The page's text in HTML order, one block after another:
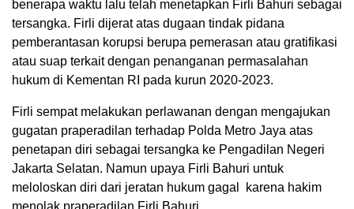
benerapa waktu lalu telah menetapkan Firli Bahuri sebagai
tersangka. Firli dijerat atas dugaan tindak pidana
pemberantasan korupsi berupa pemerasan atau gratifikasi
atau suap terkait dengan penanganan permasalahan
hukum di Kementan RI pada kurun 2020-2023.
Firli sempat melakukan perlawanan dengan mengajukan
gugatan praperadilan terhadap Polda Metro Jaya atas
penetapan diri sebagai tersangka ke Pengadilan Negeri
Jakarta Selatan. Namun upaya Firli Bahuri untuk
meloloskan diri dari jeratan hukum gagal karena hakim